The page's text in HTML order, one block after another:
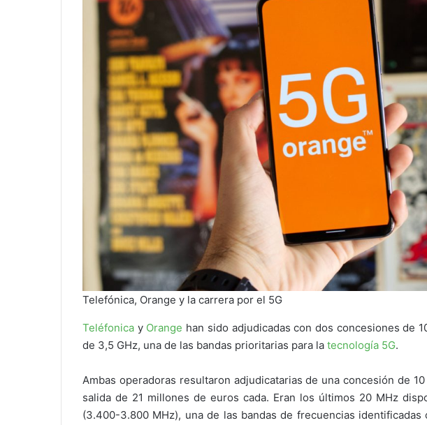
Telefónica, Orange y la carrera por el 5G
Teléfonica y Orange han sido adjudicadas con dos concesiones de
de 3,5 GHz, una de las bandas prioritarias para la tecnología 5G.
Ambas operadoras resultaron adjudicatarias de una concesión de
salida de 21 millones de euros cada. Eran los últimos 20 MHz
(3.400-3.800 MHz), una de las bandas de frecuencias identificadas